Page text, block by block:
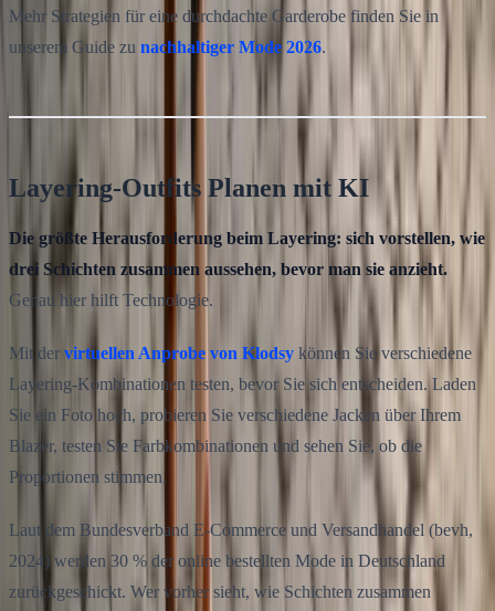
Mehr Strategien für eine durchdachte Garderobe finden Sie in
unserem Guide zu nachhaltiger Mode 2026.
Layering-Outfits Planen mit KI
Die größte Herausforderung beim Layering: sich vorstellen, wie
drei Schichten zusammen aussehen, bevor man sie anzieht.
Genau hier hilft Technologie.
Mit der virtuellen Anprobe von Klodsy können Sie verschiedene
Layering-Kombinationen testen, bevor Sie sich entscheiden. Laden
Sie ein Foto hoch, probieren Sie verschiedene Jacken über Ihrem
Blazer, testen Sie Farbkombinationen und sehen Sie, ob die
Proportionen stimmen.
Laut dem Bundesverband E-Commerce und Versandhandel (bevh,
2024) werden 30 % der online bestellten Mode in Deutschland
zurückgeschickt. Wer vorher sieht, wie Schichten zusammen